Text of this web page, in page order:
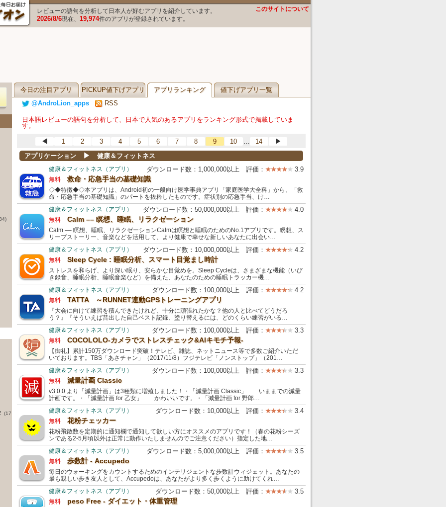
レビューの語句を分析して日本人が好むアプリを紹介しています。
2026/8/6現在、 19,974件のアプリが登録されています。
このサイトについて
今日の注目アプリ PICKUP値下げアプリ アプリランキング
値下げアプリ一覧
@AndroLion_apps
RSS
(17
日本語レビューの語句を分析して、日本で人気のあるアプリをランキング形式で掲載していま
す。
◀ 1 2 3 4 5 6 7 8 9 10 14
▶
アプリケーション ▶ 健康＆フィットネス
健康＆フィットネス（アプリ） ダウンロード数：1,000,000以上 評価： 3.9
無料 救命・応急手当の基礎知識
◇◆特徴◆◇本アプリは、Android初の一般向け医学事典アプリ「家庭医学大全科」から、「救
命・応急手当の基礎知識」のパートを抜粋したものです。症状別の応急手当、け…
健康＆フィットネス（アプリ）
ダウンロード数：50,000,000以上 評価： 4.0
無料 Calm –– 瞑想、睡眠、リラクゼーション
Calm –– 瞑想、睡眠、リラクゼーションCalmは瞑想と睡眠のためのNo.1アプリです。瞑想、ス
リープストーリー、音楽などを活用して、より健康で幸せな新しいあなたに出会い…
健康＆フィットネス（アプリ）
ダウンロード数：10,000,000以上 評価： 4.2
無料 Sleep Cycle : 睡眠分析、スマート目覚まし時計
ストレスを和らげ、より深い眠り、安らかな目覚めを。Sleep Cycleは、さまざまな機能（いび
き録音、睡眠分析、睡眠音楽など）を備えた、あなたのための睡眠トラッカー機…
健康＆フィットネス（アプリ）
ダウンロード数：100,000以上 評価： 4.2
無料 TATTA ～RUNNET連動GPSトレーニングアプリ
『大会に向けて練習を積んできたけれど、十分に頑張れたかな？他の人と比べてどうだろ
う？』『そういえば昔出した自己ベスト記録、塗り替えるには、どのくらい練習がいる…
健康＆フィットネス（アプリ）
ダウンロード数：100,000以上 評価： 3.3
無料 COCOLOLO-カメラでストレスチェック&AIキモチ予報-
【御礼】累計150万ダウンロード突破！テレビ、雑誌、ネットニュース等で多数ご紹介いただ
いております。TBS「あさチャン」（2017/11/8）フジテレビ「ノンストップ」（201…
健康＆フィットネス（アプリ）
ダウンロード数：100,000以上 評価： 3.3
無料 減量計画 Classic
v3.0.0 より「減量計画」は3種類に増殖しました！・「減量計画 Classic」 いままでの減量
計画です。・「減量計画 for 乙女」 かわいいです。・「減量計画 for 野郎…
健康＆フィットネス（アプリ）
ダウンロード数：10,000以上 評価： 3.4
無料 花粉チェッカー
花粉飛散数を定期的に通知欄で通知して欲しい方にオススメのアプリです！（春の花粉シーズ
ンである2-5月頃以外は正常に動作いたしませんのでご注意ください）指定した地…
健康＆フィットネス（アプリ）
ダウンロード数：5,000,000以上 評価： 3.5
無料 歩数計 - Accupedo
毎日のウォーキングをカウントするためのインテリジェントな歩数計ウィジェット。あなたの
最も親しい歩き友人として、Accupedoは、あなたがより多く歩くように助けてくれ…
健康＆フィットネス（アプリ）
ダウンロード数：50,000以上 評価： 3.5
無料 peso Free - ダイエット・体重管理